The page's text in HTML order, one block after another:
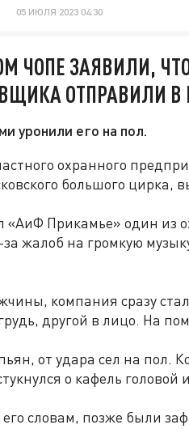
05 ИЮЛЯ 2023 04:30
ЧОПЕ ЗАЯВИЛИ,
ОТПРАВИЛИ В
уронили его на пол.
охранного
большого
«АиФ Прикамье» один из
за жалоб на громкую
компания сразу
другой в лицо. На
от удара сел на пол.
о кафель
его словам, позже были